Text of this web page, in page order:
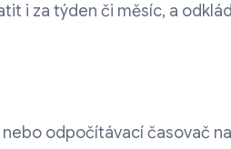
i za týden či měsíc, a
nebo odpočítávací časovač